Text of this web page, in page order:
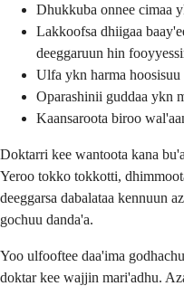
Dhukkuba onnee cimaa
Lakkoofsa dhiigaa
deeggaruun hin
Ulfa ykn harma hoosisuu
Oparashinii guddaa ykn
Kaansaroota biroo
Doktarri kee wantoota kana
Yeroo tokko tokkotti,
deeggarsa dabalataa kennuun
gochuu danda'a.
Yoo ulfooftee daa'ima
doktar kee wajjin mari'adhu.